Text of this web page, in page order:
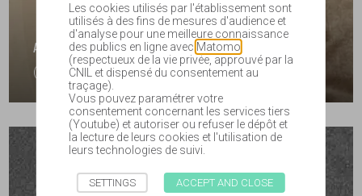
ALEXANDRE LEYMERIE
(1801-1878)
Les cookies utilisés par l'établissement sont
utilisés à des fins de mesures d'audience et
d'analyse pour une meilleure connaissance
des publics en ligne avecMatomo
(respectueux de la vie privée, approuvé par la
CNIL et dispensé du consentement au
traçage).
Vous pouvez paramétrer votre
consentement concernant les services tiers
(Youtube) et autoriser ou refuser le dépôt et
la lecture de leurs cookies et l'utilisation de
leurs technologies de suivi.
SETTINGS ACCEPT AND CLOSE